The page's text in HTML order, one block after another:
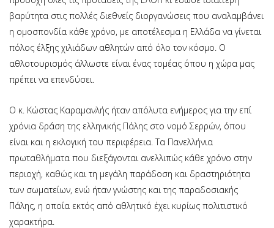
βαρύτητα στις πολλές διεθνείς διοργανώσεις που αναλαμβάνει
η ομοσπονδία κάθε χρόνο, με αποτέλεσμα η Ελλάδα να γίνεται
πόλος έλξης χιλιάδων αθλητών από όλο τον κόσμο. Ο
αθλοτουρισμός άλλωστε είναι ένας τομέας όπου η χώρα μας
πρέπει να επενδύσει.
Ο κ. Κώστας Καραμανλής ήταν απόλυτα ενήμερος για την επί
χρόνια δράση της ελληνικής Πάλης στο νομό Σερρών, όπου
είναι και η εκλογική του περιφέρεια. Τα Πανελλήνια
πρωταθλήματα που διεξάγονται ανελλιπώς κάθε χρόνο στην
περιοχή, καθώς και τη μεγάλη παράδοση και δραστηριότητα
των σωματείων, ενώ ήταν γνώστης και της παραδοσιακής
Πάλης, η οποία εκτός από αθλητικό έχει κυρίως πολιτιστικό
χαρακτήρα.